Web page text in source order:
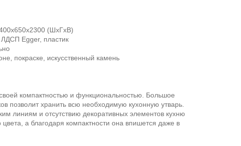
(ШхГхВ)
ЛДСП Egger, пластик
покраске, искусственный камень
компактностью и функциональностью. Большое
позволит хранить всю необходимую кухонную утварь.
линиям и отсутствию декоративных элементов кухню
а благодаря компактности она впишется даже в